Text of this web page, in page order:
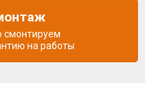
смонтируем
на работы